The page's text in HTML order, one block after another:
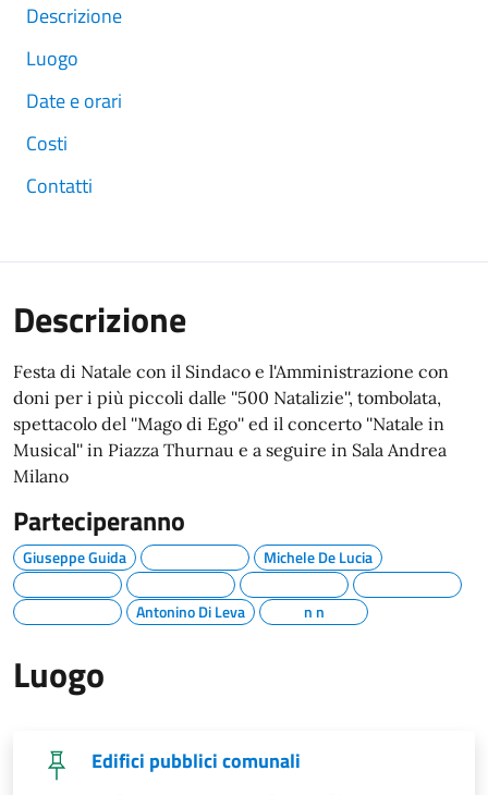
Descrizione
Luogo
Date e orari
Costi
Contatti
Descrizione
Festa di Natale con il Sindaco e l'Amministrazione con
doni per i più piccoli dalle ''500 Natalizie'', tombolata,
spettacolo del ''Mago di Ego'' ed il concerto ''Natale in
Musical'' in Piazza Thurnau e a seguire in Sala Andrea
Milano
Parteciperanno
Giuseppe Guida Michele De Lucia
Antonino Di Leva n n
Luogo
Edifici pubblici comunali